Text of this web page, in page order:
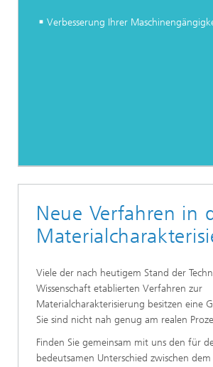
Verbesserung Ihrer
Neue Verfahren in
Viele der nach heutigem Stand der
Wissenschaft etablierten Verfahren zur
Materialcharakterisierung besitzen eine
Sie sind nicht nah genug am realen
Finden Sie gemeinsam mit uns den für
bedeutsamen Unterschied zwischen dem